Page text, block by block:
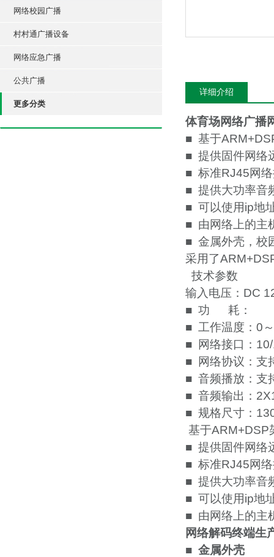
网络校园广播
村村通广播设备
网络应急广播
公共广播
更多分类
详细介绍
体育场网络广播
■ 基于
■ 提供固件网络
■ 标准RJ45网
■ 提供大功率音
■ 可以使用ip地
■ 由网络上的主
■ 金属外壳，校
采用了
技术参数
输入电压：DC
■ 功 耗：
■ 工作温度：0
■ 网络接口：
■ 网络协议：支
■ 音频播放：支
■ 音频输出：
■ 规格尺寸：
基于ARM+DSP
■ 提供固件网络
■ 标准RJ45网
■ 提供大功率音
■ 可以使用ip地
■ 由网络上的主
网络解码终端生
■ 金属外壳